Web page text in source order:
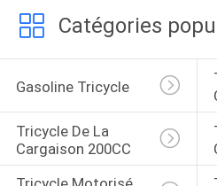
Catégories
Gasoline Tricycle
Tricycle De La
Cargaison 200CC